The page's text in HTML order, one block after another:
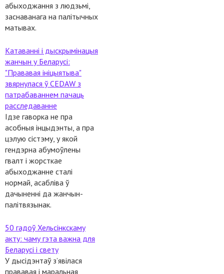
абыходжання з людзьмі,
заснаванага на палітычных
матывах.
Катаванні і дыскрымінацыя
жанчын у Беларусі:
"Прававая ініцыятыва"
звярнулася ў CEDAW з
патрабаваннем пачаць
расследаванне
Ідзе гаворка не пра
асобныя інцыдэнты, а пра
цэлую сістэму, у якой
гендэрна абумоўлены
гвалт і жорсткае
абыходжанне сталі
нормай, асабліва ў
дачыненні да жанчын-
палітвязынак.
50 гадоў Хельсінкскаму
акту: чаму гэта важна для
Беларусі і свету
У дысідэнтаў з’явілася
прававая і маральная